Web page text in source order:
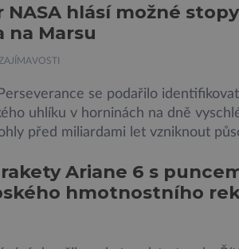
stavu. Nyní ji čeká další etapa její
nejpodrobnější […]
NASA hlásí možné
na Marsu
ZAJÍMAVOSTI
se podařilo
uhlíku v horninách na dně
před miliardami let vzniknout
Sherloc, umístěném na roveru
organický uhlík v jílovcích z
Ariane 6 s
hmotnostního